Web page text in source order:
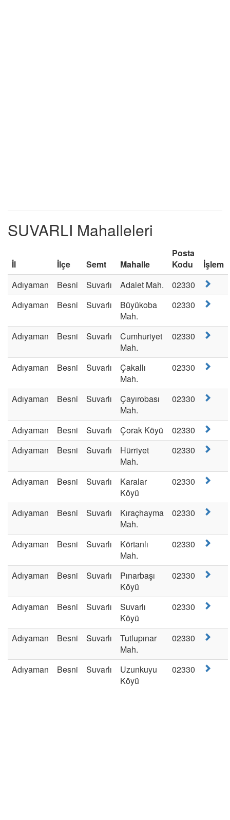
SUVARLI Mahalleleri
İl İlçe Semt Mahalle
Posta
Kodu
İşlem
Adıyaman
Besni Suvarlı Adalet Mah.
02330
Adıyaman
Besni Suvarlı
Büyükoba
Mah.
02330
Adıyaman Besni Suvarlı
Cumhuriyet
Mah.
02330
Adıyaman Besni Suvarlı
Çakallı
Mah.
02330
Adıyaman Besni Suvarlı
Çayırobası
Mah.
02330
Adıyaman Besni Suvarlı Çorak Köyü
02330
Adıyaman
Besni Suvarlı
Hürriyet
Mah.
02330
Adıyaman Besni Suvarlı
Karalar
Köyü
02330
Adıyaman Besni Suvarlı
Kıraçhayma
Mah.
02330
Adıyaman Besni Suvarlı
Körtanlı
Mah.
02330
Adıyaman Besni Suvarlı
Pınarbaşı
Köyü
02330
Adıyaman Besni Suvarlı
Suvarlı
Köyü
02330
Adıyaman Besni Suvarlı
Tutlupınar
Mah.
02330
Adıyaman Besni Suvarlı
Uzunkuyu
Köyü
02330